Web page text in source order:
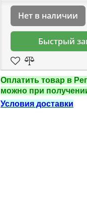
Нет в наличии
Быстрый
Оплатить товар в
можно при
Условия доставки